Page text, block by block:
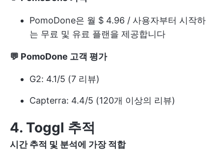
PomoDone은 월 $ 4.96 / 사용자부터 시작하
는 무료 및 유료 플랜을 제공합니다
💬 PomoDone 고객 평가
G2: 4.1/5 (7 리뷰)
Capterra: 4.4/5 (120개 이상의 리뷰)
4. Toggl 추적
시간 추적 및 분석에 가장 적합